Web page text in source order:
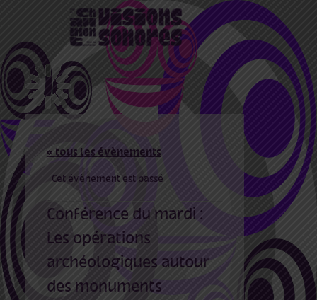
« tous les évènements
Cet évènement est passé
Conférence du mardi :
Les opérations
archéologiques autour
des monuments